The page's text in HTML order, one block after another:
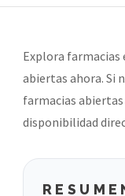
Explora farmacias
abiertas ahora. Si
farmacias
disponibilidad